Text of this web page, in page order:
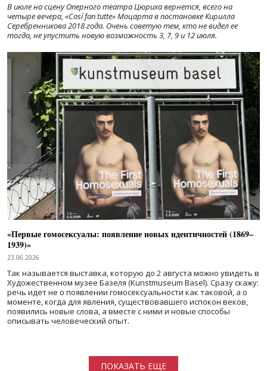
В июле на сцену Оперного театра Цюриха вернется, всего на
четыре вечера, «Cosí fan tutte» Моцарта в постановке Кирилла
Серебренникова 2018 года. Очень советую тем, кто не видел ее
тогда, не упустить новую возможность 3, 7, 9 и 12 июля.
«Первые гомосексуалы: появление новых идентичностей (1869–
1939)»
23.06.2026
Так называется выставка, которую до 2 августа можно увидеть в
Художественном музее Базеля (Kunstmuseum Basel). Сразу скажу:
речь идет не о появлении гомосексуальности как таковой, а о
моменте, когда для явления, существовавшего испокон веков,
появились новые слова, а вместе с ними и новые способы
описывать человеческий опыт.
ПОКАЗАТЬ ЕЩЕ